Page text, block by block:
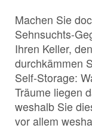
Machen Sie
Sehnsuchts-
Ihren Keller,
durchkämmen
Self-Storage:
Träume liegen
weshalb Sie
vor allem